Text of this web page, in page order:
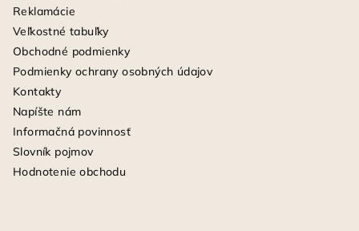
Reklamácie
Veľkostné tabuľky
Obchodné podmienky
Podmienky ochrany osobných údajov
Kontakty
Napíšte nám
Informačná povinnosť
Slovník pojmov
Hodnotenie obchodu